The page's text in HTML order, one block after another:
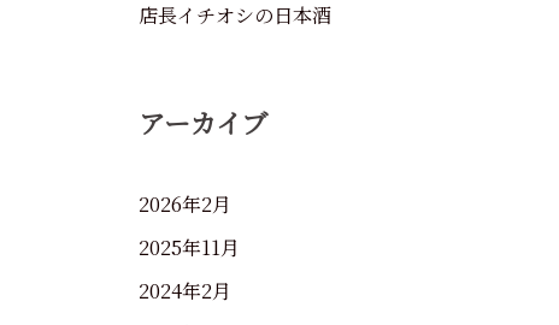
店長イチオシの日本酒
アーカイブ
2026年2月
2025年11月
2024年2月